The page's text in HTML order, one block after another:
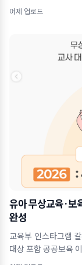
어제 업로드
유아 무상교육·보
완성
교육부 인스타그램
대상 포함 공공보육